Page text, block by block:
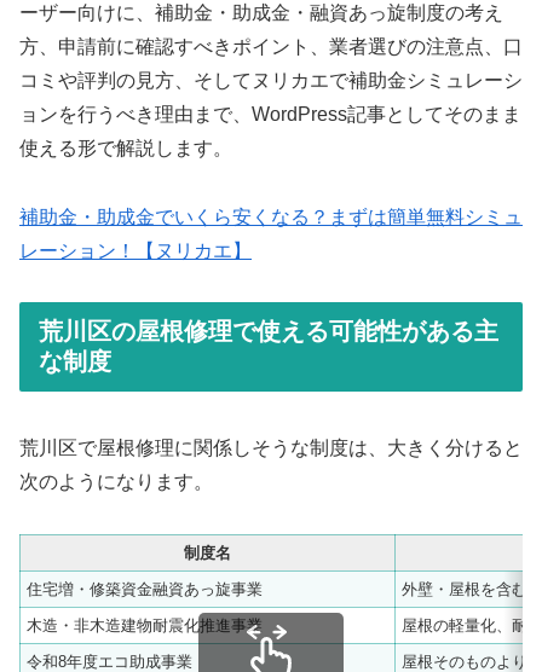
ーザー向けに、補助金・助成金・融資あっ旋制度の考え
方、申請前に確認すべきポイント、業者選びの注意点、口
コミや評判の見方、そしてヌリカエで補助金シミュレーシ
ョンを行うべき理由まで、WordPress記事としてそのまま
使える形で解説します。
補助金・助成金でいくら安くなる？まずは簡単無料シミュ
レーション！【ヌリカエ】
荒川区の屋根修理で使える可能性がある主
な制度
荒川区で屋根修理に関係しそうな制度は、大きく分けると
次のようになります。
制度名
住宅増・修築資金融資あっ旋事業
外壁・屋根を含む
木造・非木造建物耐震化推進事業
屋根の軽量化、耐
令和8年度エコ助成事業
屋根そのものより